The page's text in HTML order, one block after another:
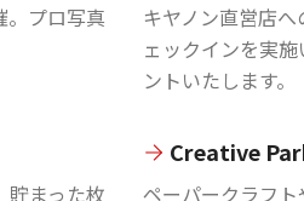
。プロ写真
キヤノン直営店
ェックインを実
ントいたします。
貯まった枚
Creative
ペーパークラフ